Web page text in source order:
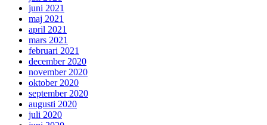
juni 2021
maj 2021
april 2021
mars 2021
februari 2021
december 2020
november 2020
oktober 2020
september 2020
augusti 2020
juli 2020